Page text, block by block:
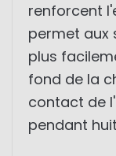
renforcent
permet aux
plus
fond de la
contact de
pendant